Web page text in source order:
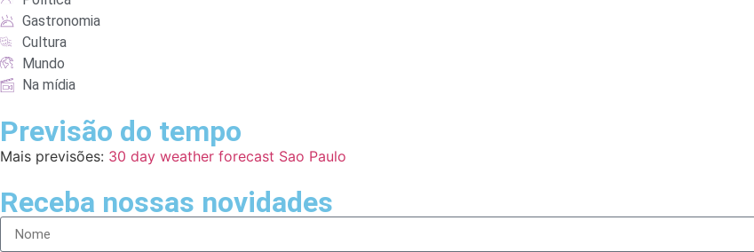
Gastronomia
Cultura
Mundo
Na mídia
Previsão do tempo
Mais previsões: 30 day weather forecast Sao Paulo
Receba nossas novidades